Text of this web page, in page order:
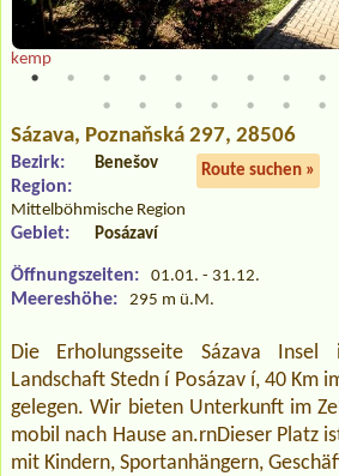
kemp
Sázava, Poznaňská 297, 28506
Route suchen »
Bezirk: Benešov
Region:
Mittelböhmische Region
Gebiet: Posázaví
Öffnungszeiten: 01.01. - 31.12.
Meereshöhe: 295 m ü.M.
Die Erholungsseite Sázava
Landschaft Stedn í Posázav í, 40 Km
gelegen. Wir bieten Unterkunft im
mobil nach Hause an.rnDieser Platz
mit Kindern, Sportanhängern,